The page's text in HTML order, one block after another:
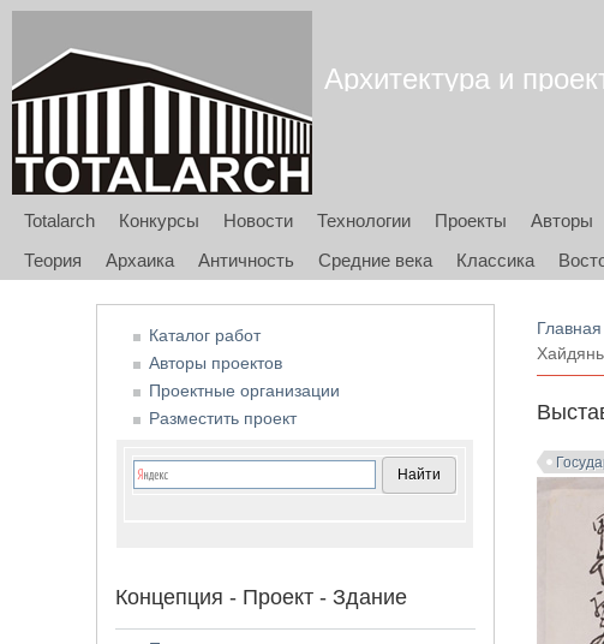
Архитектура и
Totalarch Конкурсы Новости Технологии Проекты Авторы
Теория
Архаика Античность Средние века Классика
Вы
Главная
Каталог работ
Авторы проектов
Проектные организации
Разместить проект
Концепция - Проект - Здание